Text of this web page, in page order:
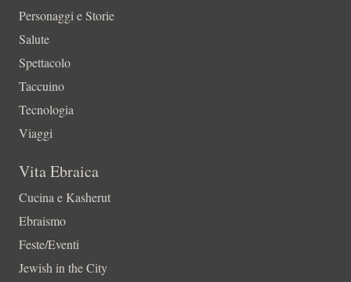
Personaggi e Storie
Salute
Spettacolo
Taccuino
Tecnologia
Viaggi
Vita Ebraica
Cucina e Kasherut
Ebraismo
Feste/Eventi
Jewish in the City